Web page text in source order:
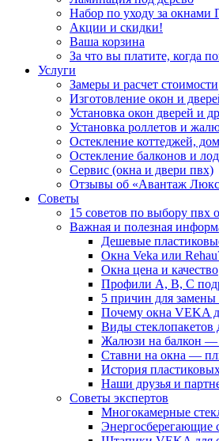
Набор по уходу за
Акции и скидки!
Ваша корзина
За что вы платите, когда
Услуги
Замеры и расчет стоимости
Изготовление окон и
Установка окон дверей и
Установка роллетов и
Остекление коттеджей,
Остекление балконов и
Сервис (окна и двери пвх)
Отзывы об «Авантаж
Советы
15 советов по выбору пвх
Важная и полезная
Дешевые
Окна Veka или
Окна цена и качество
Профили А, В, С
5 причин для замены
Почему окна VEKA
Виды стеклопакетов
Жалюзи на балкон —
Ставни на окна —
История
Наши друзья и
Советы экспертов
Многокамерные
Энергосберегающие